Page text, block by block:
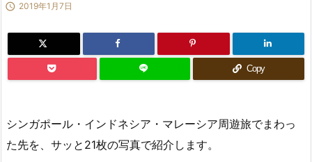
 2019年1月7日
Copy
シンガポール・インドネシア・マレーシア周遊旅でまわっ
た先を、サッと21枚の写真で紹介します。